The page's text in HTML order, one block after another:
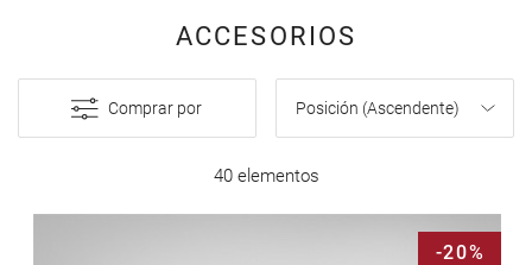
ACCESORIOS
Comprar por
40 elementos
-20%